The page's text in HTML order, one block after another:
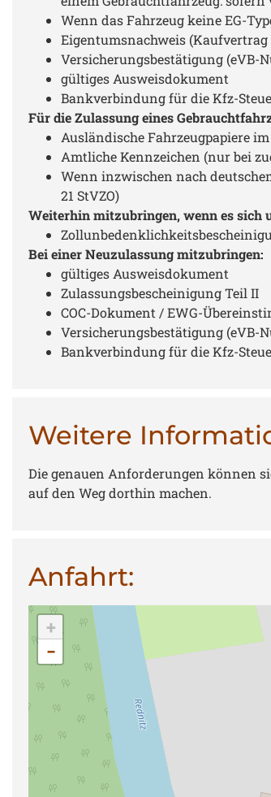
Wenn das Fahrzeug keine EG-
Eigentumsnachweis
Versicherungsbestätigung (eVB-
gültiges Ausweisdokument
Bankverbindung für die Kfz-
Für die Zulassung eines
Ausländische Fahrzeugpapiere
Amtliche Kennzeichen (nur bei
Wenn inzwischen nach
21 StVZO)
Weiterhin mitzubringen, wenn es sich
Bei einer Neuzulassung mitzubringen:
gültiges Ausweisdokument
Zulassungsbescheinigung Teil II
COC-Dokument / EWG-
Versicherungsbestätigung (eVB-
Bankverbindung für die Kfz-
Weitere
Die genauen Anforderungen können
auf den Weg dorthin machen.
Anfahrt:
+
−